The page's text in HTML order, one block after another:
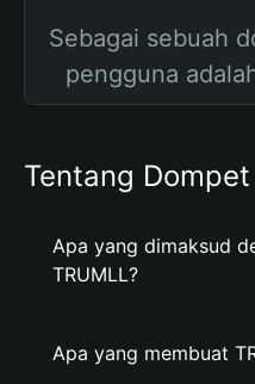
Sebagai sebuah
pengguna
Tentang Dompet
Apa yang dimaksud
TRUMLL?
Apa yang membuat